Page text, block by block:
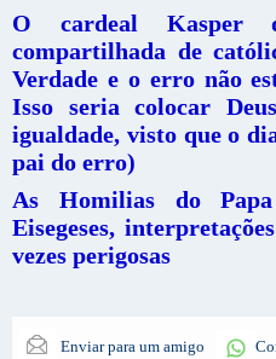
O cardeal Kasper
compartilhada de
Verdade e o erro não
Isso seria colocar
igualdade, visto que o
pai do erro)
As Homilias do
Eisegeses,
vezes perigosas
Enviar para um amigo